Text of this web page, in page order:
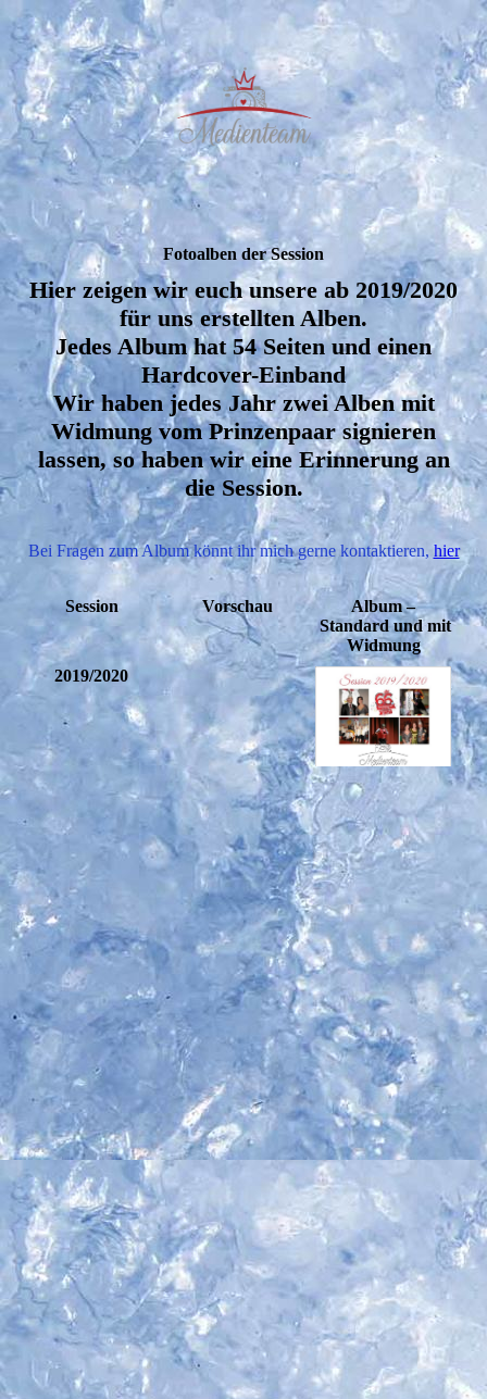
Fotoalben der Session
Hier zeigen wir euch unsere ab 2019/2020
für uns erstellten Alben.
Jedes Album hat 54 Seiten und einen
Hardcover-Einband
Wir haben jedes Jahr zwei Alben mit
Widmung vom Prinzenpaar signieren
lassen, so haben wir eine Erinnerung an
die Session.
Bei Fragen zum Album könnt ihr mich gerne kontaktieren, hier
Session Vorschau
Album –
Standard und mit
Widmung
2019/2020